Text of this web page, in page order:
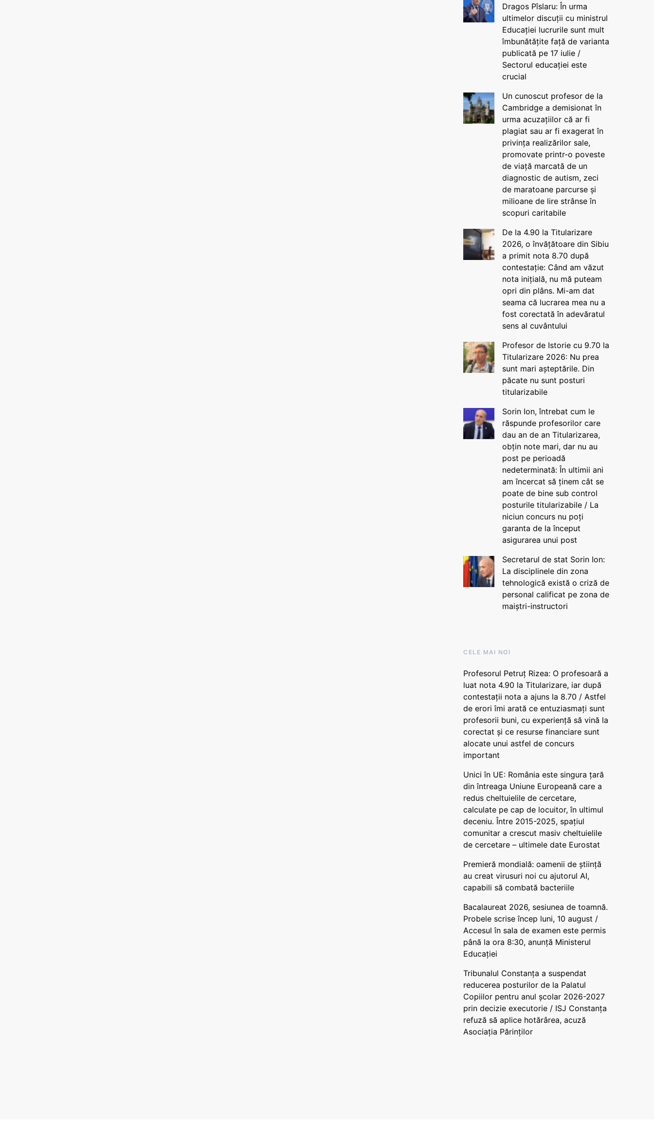
Dragos Pîslaru: În urma
ultimelor discuții cu ministrul
Educației lucrurile sunt mult
îmbunătățite față de varianta
publicată pe 17 iulie /
Sectorul educației este
crucial
Un cunoscut profesor de la
Cambridge a demisionat în
urma acuzațiilor că ar fi
plagiat sau ar fi exagerat în
privința realizărilor sale,
promovate printr-o poveste
de viață marcată de un
diagnostic de autism, zeci
de maratoane parcurse și
milioane de lire strânse în
scopuri caritabile
De la 4.90 la Titularizare
2026, o învățătoare din Sibiu
a primit nota 8.70 după
contestație: Când am văzut
nota inițială, nu mă puteam
opri din plâns. Mi-am dat
seama că lucrarea mea nu a
fost corectată în adevăratul
sens al cuvântului
Profesor de Istorie cu 9.70 la
Titularizare 2026: Nu prea
sunt mari așteptările. Din
păcate nu sunt posturi
titularizabile
Sorin Ion, întrebat cum le
răspunde profesorilor care
dau an de an Titularizarea,
obțin note mari, dar nu au
post pe perioadă
nedeterminată: În ultimii ani
am încercat să ținem cât se
poate de bine sub control
posturile titularizabile / La
niciun concurs nu poți
garanta de la început
asigurarea unui post
Secretarul de stat Sorin Ion:
La disciplinele din zona
tehnologică există o criză de
personal calificat pe zona de
maiștri-instructori
CELE MAI NOI
Profesorul Petruț Rizea: O profesoară a
luat nota 4.90 la Titularizare, iar după
contestații nota a ajuns la 8.70 / Astfel
de erori îmi arată ce entuziasmați sunt
profesorii buni, cu experiență să vină la
corectat și ce resurse financiare sunt
alocate unui astfel de concurs
important
Unici în UE: România este singura țară
din întreaga Uniune Europeană care a
redus cheltuielile de cercetare,
calculate pe cap de locuitor, în ultimul
deceniu. Între 2015-2025, spațiul
comunitar a crescut masiv cheltuielile
de cercetare – ultimele date Eurostat
Premieră mondială: oamenii de știință
au creat virusuri noi cu ajutorul AI,
capabili să combată bacteriile
Bacalaureat 2026, sesiunea de toamnă.
Probele scrise încep luni, 10 august /
Accesul în sala de examen este permis
până la ora 8:30, anunță Ministerul
Educației
Tribunalul Constanța a suspendat
reducerea posturilor de la Palatul
Copiilor pentru anul școlar 2026-2027
prin decizie executorie / ISJ Constanța
refuză să aplice hotărârea, acuză
Asociația Părinților